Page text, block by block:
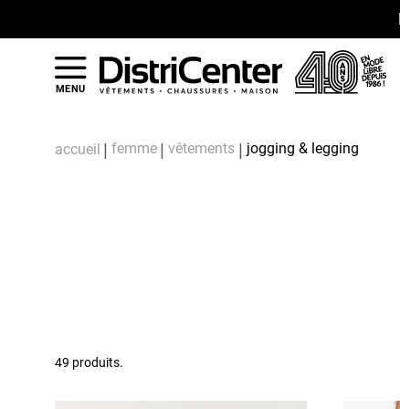
MENU
accueil femme vêtements jogging & legging
49 produits.